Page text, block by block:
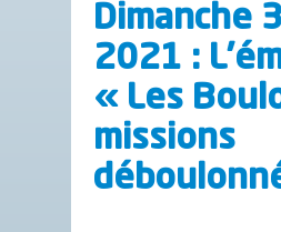
Dimanche
2021 :
« Les
missions